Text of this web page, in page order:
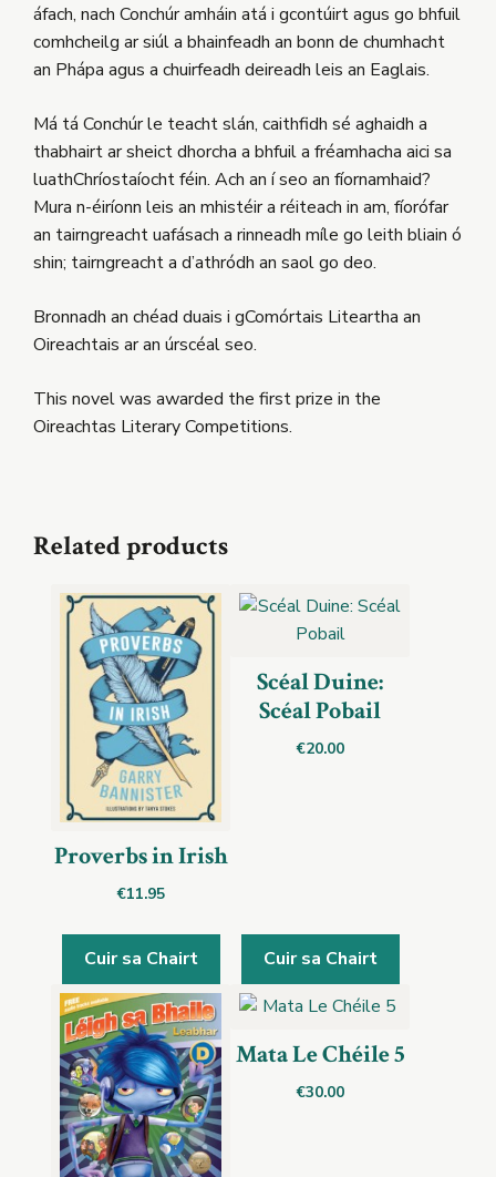
áfach, nach Conchúr amháin atá i gcontúirt agus go bhfuil
comhcheilg ar siúl a bhainfeadh an bonn de chumhacht
an Phápa agus a chuirfeadh deireadh leis an Eaglais.
Má tá Conchúr le teacht slán, caithfidh sé aghaidh a
thabhairt ar sheict dhorcha a bhfuil a fréamhacha aici sa
luathChríostaíocht féin. Ach an í seo an fíornamhaid?
Mura n-éiríonn leis an mhistéir a réiteach in am, fíorófar
an tairngreacht uafásach a rinneadh míle go leith bliain ó
shin; tairngreacht a d’athródh an saol go deo.
Bronnadh an chéad duais i gComórtais Liteartha an
Oireachtais ar an úrscéal seo.
This novel was awarded the first prize in the
Oireachtas Literary Competitions.
Related products
Proverbs in Irish
€11.95
Cuir sa Chairt
Scéal Duine:
Scéal Pobail
€20.00
Cuir sa Chairt
Mata Le Chéile 5
€30.00